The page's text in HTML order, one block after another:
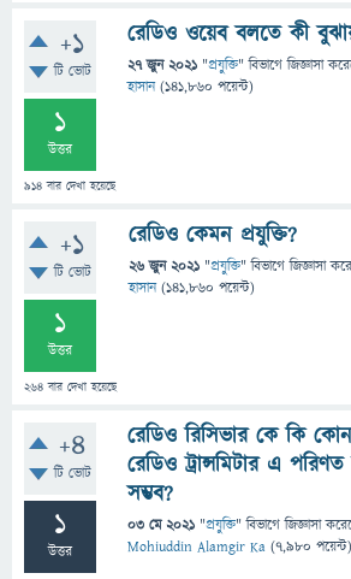
+1
টি ভোট
1
উত্তর
914 বার দেখা হয়েছে
রেডিও ওয়েব বলতে কী
27 জুন 2021 "প্রযুক্তি" বিভাগে জিজ্ঞাসা
হাসান (141,860 পয়েন্ট)
+1
টি ভোট
1
উত্তর
264 বার দেখা হয়েছে
রেডিও কেমন প্রযুক্তি?
26 জুন 2021 "প্রযুক্তি" বিভাগে জিজ্ঞাসা
হাসান (141,860 পয়েন্ট)
+4
টি ভোট
1
উত্তর
রেডিও রিসিভার কে কি
রেডিও ট্রান্সমিটার এ
সম্ভব?
03 মে 2021 "প্রযুক্তি" বিভাগে জিজ্ঞাসা
Mohiuddin Alamgir Ka (7,980 পয়েন্ট)